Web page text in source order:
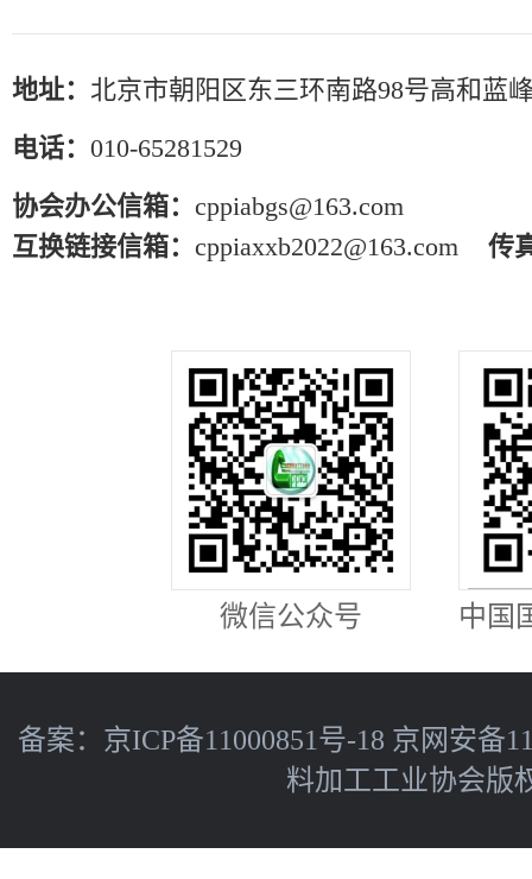
地址： 北京市朝阳区东三环南路98号高和蓝
电话： 010-65281529
协会办公信箱： cppiabgs@163.com
互换链接信箱： cppiaxxb2022@163.com 传
微信公众号 中国
备案： 京ICP备11000851号-18 京网安备
料加工工业协会版